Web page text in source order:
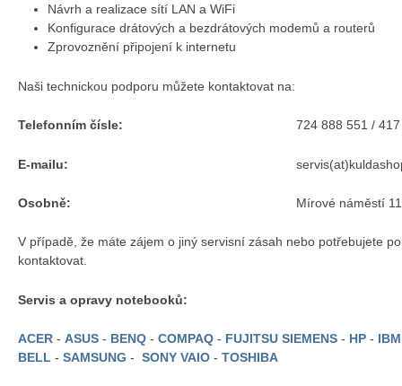
Návrh a realizace sítí LAN a WiFi
Konfigurace drátových a bezdrátových modemů a routerů
Zprovoznění připojení k internetu
Naši technickou podporu můžete kontaktovat na:
Telefonním čísle:
E-mailu:
Osobně:
724 888 551 /
Mírové náměstí
V případě, že máte zájem o jiný servisní zásah nebo potřebujete
kontaktovat.
Servis a opravy notebooků:
ACER - ASUS - BENQ - COMPAQ - FUJITSU SIEMENS - HP -
BELL - SAMSUNG - SONY VAIO - TOSHIBA